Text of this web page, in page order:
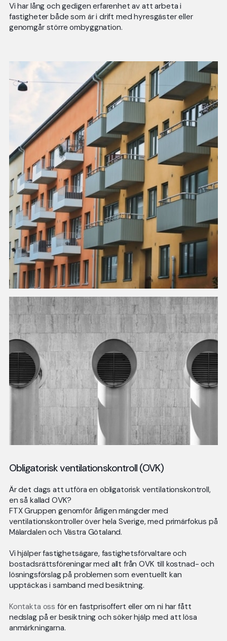
Vi har lång och gedigen erfarenhet av att arbeta i
fastigheter både som är i drift med hyresgäster eller
genomgår större ombyggnation.
Obligatorisk ventilationskontroll (OVK)
Är det dags att utföra en obligatorisk ventilationskontroll,
en så kallad OVK?
FTX Gruppen genomför årligen mängder med
ventilationskontroller över hela Sverige, med primärfokus på
Mälardalen och Västra Götaland.
Vi hjälper fastighetsägare, fastighetsförvaltare och
bostadsrättsföreningar med allt från OVK till kostnad- och
lösningsförslag på problemen som eventuellt kan
upptäckas i samband med besiktning.
Kontakta oss för en fastprisoffert eller om ni har fått
nedslag på er besiktning och söker hjälp med att lösa
anmärkningarna.